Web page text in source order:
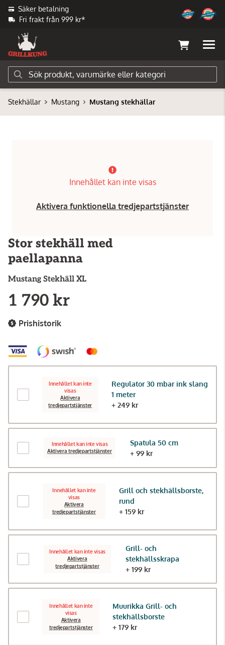
Säker betalning
Fri frakt från 999 kr*
Stekhällar Mustang Mustang stekhällar
Innehållet kan inte visas
Aktivera funktionella tredjepartstjänster
Stor stekhäll med
paellapanna
Mustang Stekhäll XL
1 790 kr
Prishistorik
Innehållet kan inte
visas
Aktivera
tredjepartstjänster
Regulator 30 mbar ink slang
1 meter
+ 249 kr
Innehållet kan inte visas
Aktivera tredjepartstjänster
Spatula 50 cm
+ 99 kr
Innehållet kan inte
visas
Aktivera
tredjepartstjänster
Grill och stekhällsborste,
rund
+ 159 kr
Innehållet kan inte visas
Aktivera
tredjepartstjänster
Grill- och
stekhällsskrapa
+ 199 kr
Innehållet kan inte
visas
Aktivera
tredjepartstjänster
Muurikka Grill- och
stekhällsborste
+ 179 kr